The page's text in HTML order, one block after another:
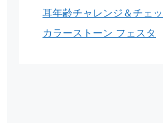
耳年齢チャレンジ＆チェ
カラーストーン フェスタ